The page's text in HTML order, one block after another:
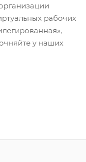
рабочих
у наших